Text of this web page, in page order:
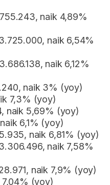
naik 4,89%
naik 6,54%
naik 6,12%
naik 3% (yoy)
7,3% (yoy)
naik 5,69% (yoy)
6,1% (yoy)
naik 6,81% (yoy)
naik 7,58%
naik 7,9% (yoy)
7,04% (yoy)